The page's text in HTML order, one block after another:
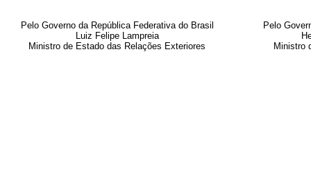
Pelo Governo da República Federativa do Brasil
Luiz Felipe Lampreia
Ministro de Estado das Relações Exteriores
Pelo
Ministro